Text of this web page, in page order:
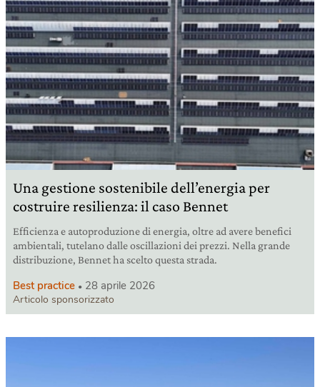
Una gestione sostenibile dell’energia per
costruire resilienza: il caso Bennet
Efficienza e autoproduzione di energia, oltre ad avere benefici
ambientali, tutelano dalle oscillazioni dei prezzi. Nella grande
distribuzione, Bennet ha scelto questa strada.
Best practice 28 aprile 2026
Articolo sponsorizzato